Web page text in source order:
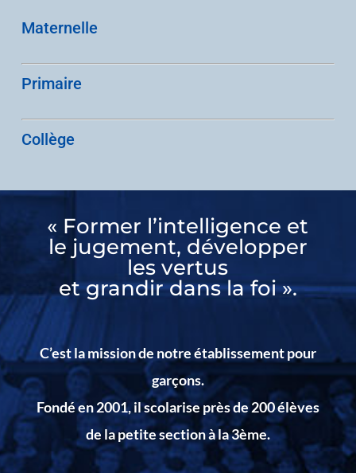
Maternelle
Primaire
Collège
« Former l’intelligence et
le jugement, développer
les vertus
et grandir dans la foi ».
C’est la mission de notre établissement pour
garçons.
Fondé en 2001, il scolarise près de 200 élèves
de la petite section à la 3ème.